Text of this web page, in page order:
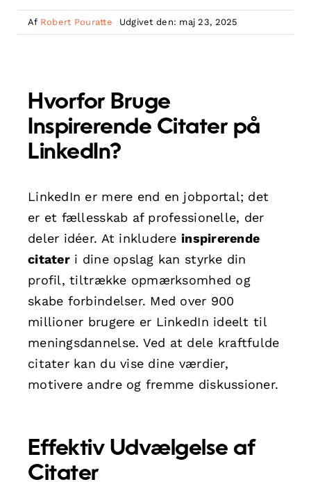
Af Robert Pouratte Udgivet den: maj 23, 2025
Hvorfor Bruge
Inspirerende Citater på
LinkedIn?
LinkedIn er mere end en jobportal; det
er et fællesskab af professionelle, der
deler idéer. At inkludereinspirerende
citateri dine opslag kan styrke din
profil, tiltrække opmærksomhed og
skabe forbindelser. Med over 900
millioner brugere er LinkedIn ideelt til
meningsdannelse. Ved at dele kraftfulde
citater kan du vise dine værdier,
motivere andre og fremme diskussioner.
Effektiv Udvælgelse af
Citater